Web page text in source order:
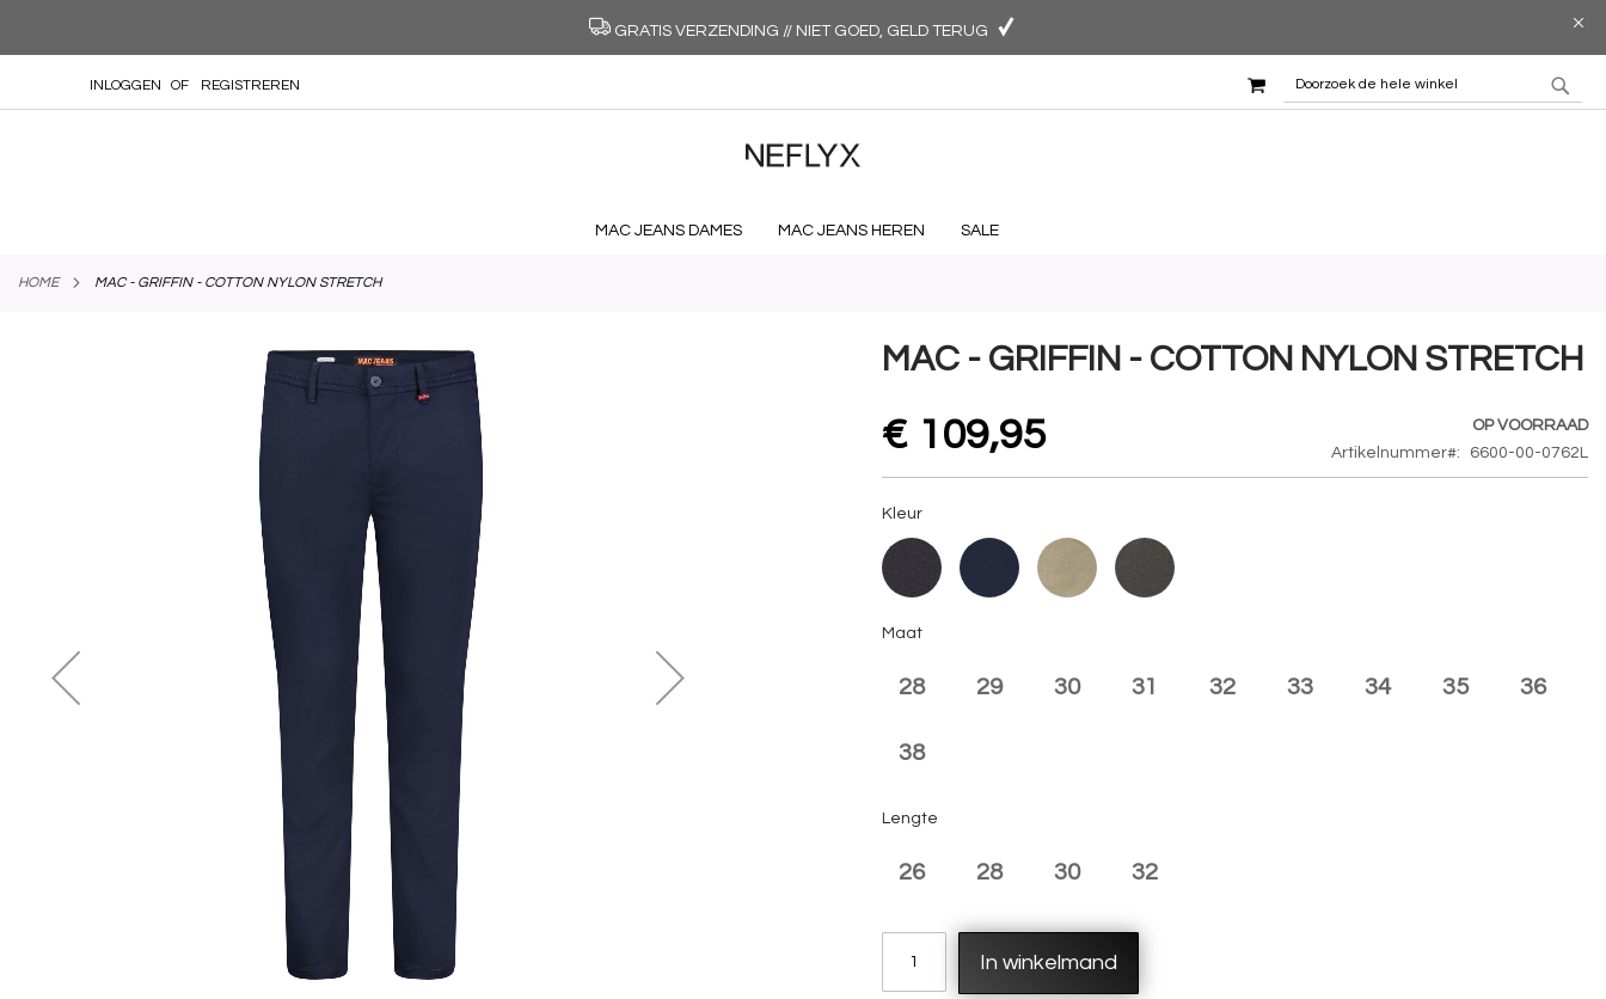
GRATIS VERZENDING // NIET GOED, GELD TERUG
INLOGGEN
REGISTREREN
ZOEK
MAC JEANS DAMES MAC JEANS HEREN SALE
HOME MAC - GRIFFIN - COTTON NYLON STRETCH
MAC - GRIFFIN - COTTON NYLON STRETCH
€ 109,95
OP VOORRAAD
Artikelnummer
6600-00-0762L
Kleur
Maat
28 29 30 31 32 33 34 35 36
38
Lengte
26 28 30 32
In winkelmand